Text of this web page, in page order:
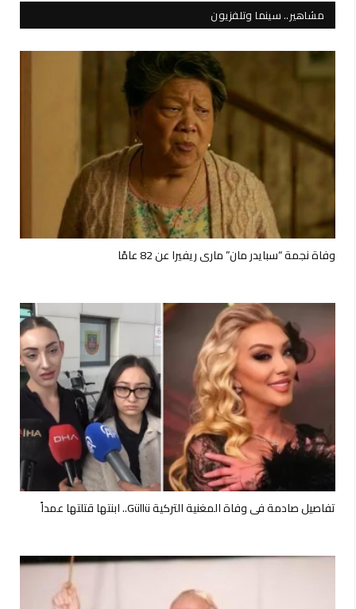
مشاهير.. سينما وتلفزيون
وفاة نجمة “سبايدر مان” ماري ريفيرا عن 82 عامًا
تفاصيل صادمة في وفاة المغنية التركية Güllü.. ابنتها قتلتها عمداً